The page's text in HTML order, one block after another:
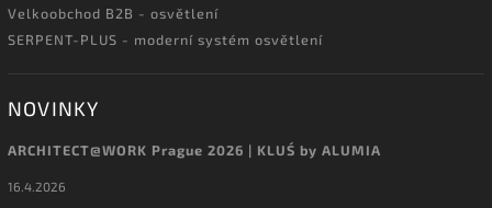
Velkoobchod B2B - osvětlení
SERPENT-PLUS - moderní systém osvětlení
NOVINKY
ARCHITECT@WORK Prague 2026 | KLUŚ by ALUMIA
16.4.2026